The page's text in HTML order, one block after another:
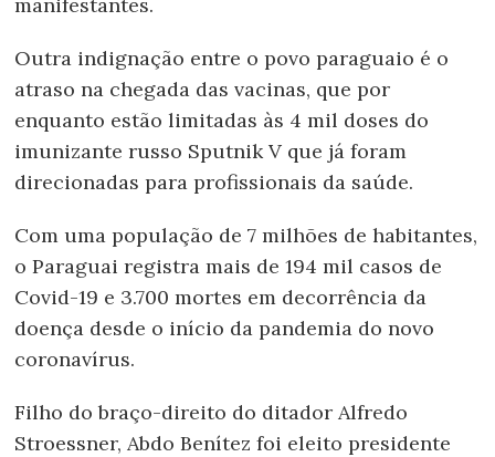
Outra indignação entre o povo paraguaio é o
atraso na chegada das vacinas, que por
enquanto estão limitadas às 4 mil doses do
imunizante russo Sputnik V que já foram
direcionadas para profissionais da saúde.
Com uma população de 7 milhões de habitantes,
o Paraguai registra mais de 194 mil casos de
Covid-19 e 3.700 mortes em decorrência da
doença desde o início da pandemia do novo
coronavírus.
Filho do braço-direito do ditador Alfredo
Stroessner, Abdo Benítez foi eleito presidente